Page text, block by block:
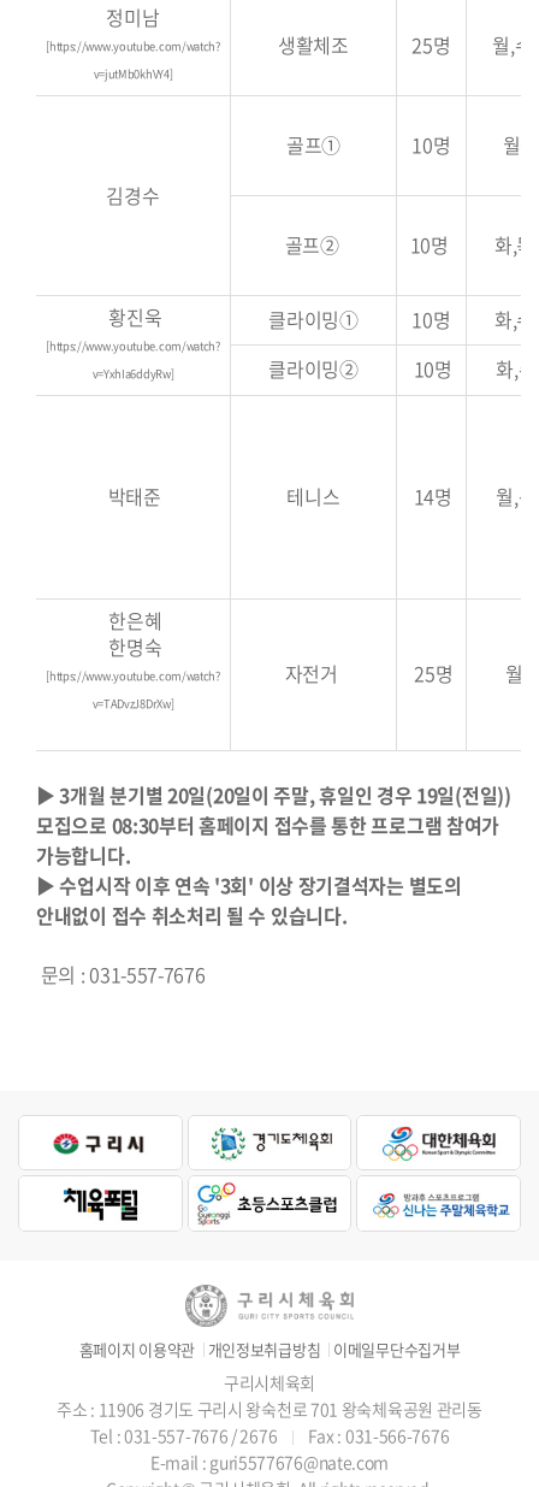
정미남
[https://www.youtube.com/watch?
v=jutMb0khVY4]
생활체조 25명 월,
김경수
골프① 10명 월~
골프② 10명 화,
황진욱
[https://www.youtube.com/watch?
v=YxhIa6ddyRw]
클라이밍① 10명
화,
클라이밍② 10명 화,
박태준 테니스 14명 월,
한은혜
한명숙
[https://www.youtube.com/watch?
v=TADvzJ8DrXw]
자전거 25명 월,
▶3개월 분기별 20일(20일이 주말, 휴일인 경우 19일(전일))
모집으로 08:30부터 홈페이지 접수를 통한 프로그램 참여가
가능합니다.
▶ 수업시작 이후 연속 '3회' 이상 장기결석자는 별도의
안내없이 접수 취소처리 될 수 있습니다.
문의 : 031-557-7676
홈페이지 이용약관 개인정보취급방침 이메일무단수집거부
구리시체육회
주소 : 11906 경기도 구리시 왕숙천로 701 왕숙체육공원 관리동
Tel : 031-557-7676 / 2676
Fax : 031-566-7676
E-mail : guri5577676@nate.com